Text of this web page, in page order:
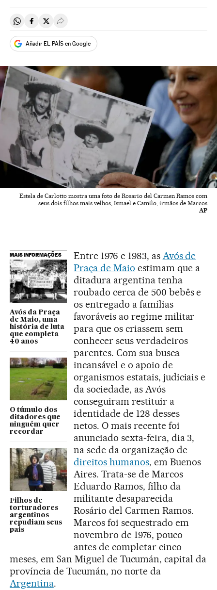
Compartir en Whatsapp
Compartir en Facebook
Compartir en Twitter
Desplegar Redes Sociales
Añadir EL PAÍS en Google
Estela de Carlotto mostra uma foto de Rosario del Carmen Ramos com
seus dois filhos mais velhos, Ismael e Camilo, irmãos de Marcos
AP
MAIS INFORMAÇÕES
Avós da Praça
de Maio, uma
história de luta
que completa
40 anos
O túmulo dos
ditadores que
ninguém quer
recordar
Filhos de
torturadores
argentinos
repudiam seus
pais
Entre 1976 e 1983, as Avós de
Praça de Maio estimam que a
ditadura argentina tenha
roubado cerca de 500 bebês e
os entregado a famílias
favoráveis ao regime militar
para que os criassem sem
conhecer seus verdadeiros
parentes. Com sua busca
incansável e o apoio de
organismos estatais, judiciais e
da sociedade, as Avós
conseguiram restituir a
identidade de 128 desses
netos. O mais recente foi
anunciado sexta-feira, dia 3,
na sede da organização de
direitos humanos, em Buenos
Aires. Trata-se de Marcos
Eduardo Ramos, filho da
militante desaparecida
Rosário del Carmen Ramos.
Marcos foi sequestrado em
novembro de 1976, pouco
antes de completar cinco
meses, em San Miguel de Tucumán, capital da
província de Tucumán, no norte da
Argentina.